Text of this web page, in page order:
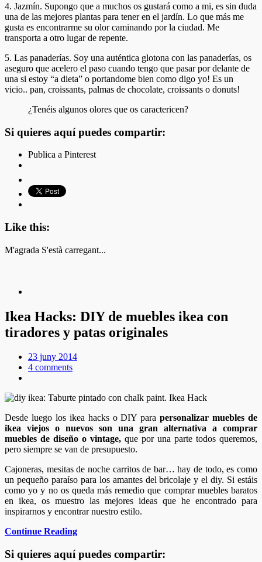
4. Jazmín. Supongo que a muchos os gustará como a mi, es sin duda
una de las mejores plantas para tener en el jardín. Lo que más me
gusta es encontrarme su olor caminando por la ciudad. Me
transporta a otro lugar de repente.
5. Las panaderías. Soy una auténtica glotona con las panaderías, os
aseguro que acelero el paso cuando tengo que pasar por delante de
una si estoy “a dieta” o portandome bien como digo yo! Es un
vicio.. pan, croissants, palmas de chocolate, croissants o donuts!
¿Tenéis algunos olores que os caractericen?
Si quieres aquí puedes compartir:
Publica a Pinterest
Like this:
M'agrada S'està carregant...
Ikea Hacks: DIY de muebles ikea con
tiradores y patas originales
23 juny 2014
4 comments
Desde luego los ikea hacks o DIY parapersonalizar muebles de
ikea viejos o nuevos son una gran alternativa a comprar
muebles de diseño o vintage, que por una parte todos queremos,
pero siempre se van de presupuesto.
Cajoneras, mesitas de noche carritos de bar… hay de todo, es como
un pequeño paraíso para los amantes del bricolaje y el diy. Si estáis
como yo y no os queda más remedio que comprar muebles baratos
en ikea, os muestro las mejores ideas que he encontrado para
inspirarnos y encontrar nuestro estilo.
Continue Reading
Si quieres aquí puedes compartir: